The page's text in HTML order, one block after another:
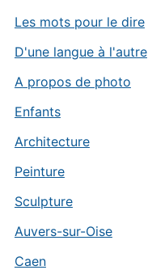
Les mots pour le dire
D'une langue à l'autre
A propos de photo
Enfants
Architecture
Peinture
Sculpture
Auvers-sur-Oise
Caen